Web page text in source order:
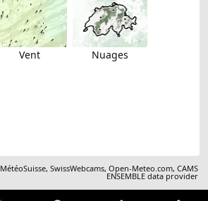
Vent Nuages
MétéoSuisse,SwissWebcams,Open-Meteo.com,CAMS
ENSEMBLE data provider